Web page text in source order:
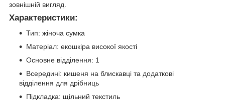
зовнішній вигляд.
Характеристики:
Тип: жіноча сумка
Матеріал: екошкіра високої якості
Основне відділення: 1
Всередині: кишеня на блискавці та додаткові
відділення для дрібниць
Підкладка: щільний текстиль